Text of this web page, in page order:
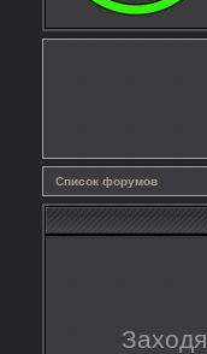
Список форумов